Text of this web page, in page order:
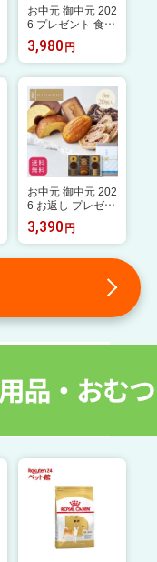
お中元 御中元 202
6 プレゼント 食べ
物 実用的 花 以外
楽天1位 スープ 人
気 おしゃれ 高級
ギフト キハチ 【E
C限定】シェフズ
スープ5種6個入
常温 常備 即席 ス
トック レンジ 1分
セット パティスリ
ーキハチ
3,980 円
お中元 御中元 202
6 お返し プレゼン
ト 2026 百貨店で
人気 お菓子 【パテ
ィスリーキハチ 公
式】 人気 おしゃれ
キング 洋菓子 内
祝い お返し キハ
子 8種20個入 手土
3,390 円